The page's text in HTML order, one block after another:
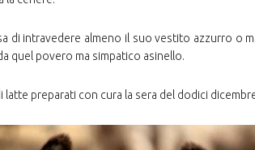
di intravedere almeno il suo vestito azzurro o
quel povero ma simpatico asinello.
latte preparati con cura la sera del dodici